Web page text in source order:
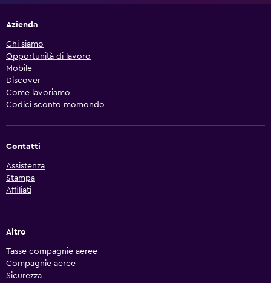
Azienda
Chi siamo
Opportunità di lavoro
Mobile
Discover
Come lavoriamo
Codici sconto momondo
Contatti
Assistenza
Stampa
Affiliati
Altro
Tasse compagnie aeree
Compagnie aeree
Sicurezza